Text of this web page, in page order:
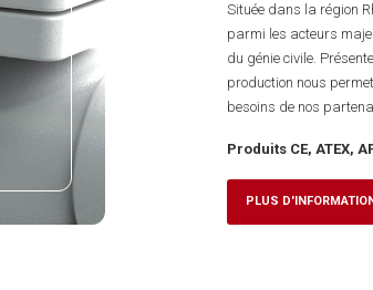
Située dans la région
parmi les acteurs
du génie civile.
production nous
besoins de nos
Produits CE, ATEX,
PLUS